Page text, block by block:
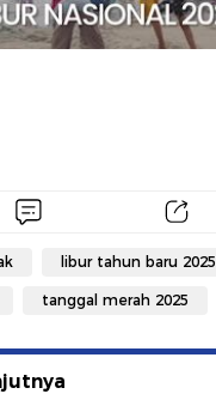
libur tahun baru 2025
tanggal merah 2025